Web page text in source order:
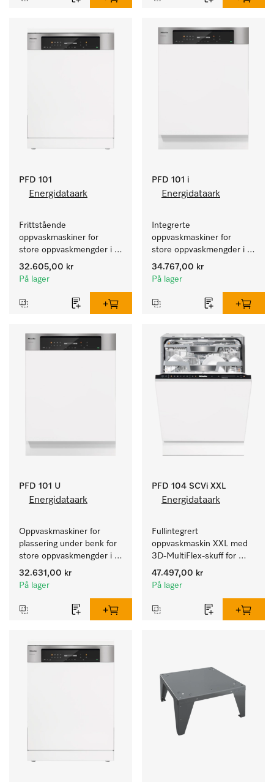
PFD 101
Energidataark
Frittstående
oppvaskmaskiner for
store oppvaskmengder i
husholdninger, kantiner,
kafeer og grovkjøkken.
32.605,00 kr
På lager
PFD 101 i
Energidataark
Integrerte
oppvaskmaskiner for
store oppvaskmengder i
husholdninger, kantiner,
kafeer og grovkjøkken.
34.767,00 kr
På lager
PFD 101 U
Energidataark
Oppvaskmaskiner for
plassering under benk for
store oppvaskmengder i
husholdninger, kantiner,
kafeer og grovkjøkken.
32.631,00 kr
På lager
PFD 104 SCVi XXL
Energidataark
Fullintegrert
oppvaskmaskin XXL med
3D-MultiFlex-skuff for
store oppvaskmengder i
husholdninger, kantiner,
47.497,00 kr
På lager